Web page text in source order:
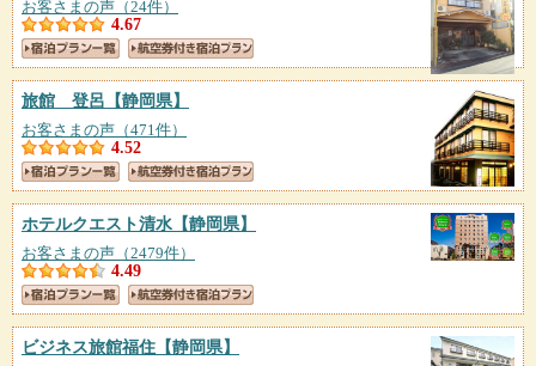
お客さまの声（24件）
4.67
旅館 登呂 【静岡県】
お客さまの声（471件）
4.52
ホテルクエスト清水 【静岡県】
お客さまの声（2479件）
4.49
ビジネス旅館福住 【静岡県】